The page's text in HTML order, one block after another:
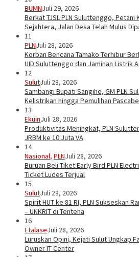
BUMNJuli 29, 2026
Berkat TJSL PLN Suluttenggo, Petani
Sejahtera, Jalan Desa Telah Mulus
11
PLNJuli 28, 2026
Korban Bencana Tamako Terhibur
UID Suluttenggo dan Jaminan Listrik
12
SulutJuli 28, 2026
Sambangi Bupati Sangihe, GM PLN
Kelistrikan hingga Pemulihan
13
EkuinJuli 28, 2026
Produktivitas Meningkat, PLN
JRBM ke 10 Juta VA
14
Nasional, PLNJuli 28, 2026
Buruan Beli Tiket Early Bird PLN
Ticket Ludes Terjual
15
SulutJuli 28, 2026
Spirit HUT ke 81 RI, PLN Sukseskan
– UNKRIT di Tentena
16
EtalaseJuli 28, 2026
Luruskan Opini, Kejati Sulut Ungkap
Owner IT Center